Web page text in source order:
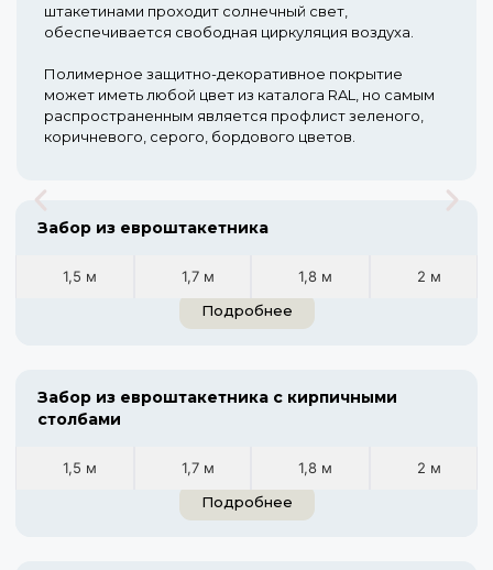
штакетинами проходит солнечный свет,
обеспечивается свободная циркуляция воздуха.
Полимерное защитно-декоративное покрытие
может иметь любой цвет из каталога RAL, но самым
распространенным является профлист зеленого,
коричневого, серого, бордового цветов.
Забор из евроштакетника
1,5 м 1,7 м 1,8 м
2 м
Подробнее
Забор из евроштакетника с кирпичными
столбами
1,5 м 1,7 м 1,8 м
2 м
Подробнее